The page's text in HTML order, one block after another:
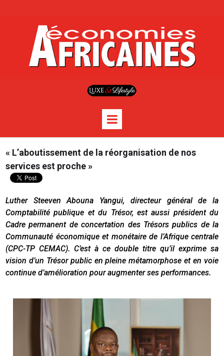
« L’aboutissement de la réorganisation de nos
services est proche »
Luther Steeven Abouna Yangui, directeur général de la
Comptabilité publique et du Trésor, est aussi président du
Cadre permanent de concertation des Trésors publics de la
Communauté économique et monétaire de l’Afrique centrale
(CPC-TP CEMAC). C’est à ce double titre qu’il exprime sa
vision d’un Trésor public en pleine métamorphose et en voie
continue d’amélioration pour augmenter ses performances.